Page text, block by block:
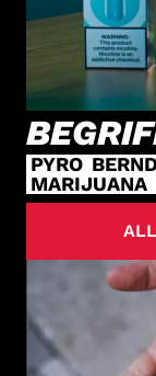
PYRO
MARIJUANA